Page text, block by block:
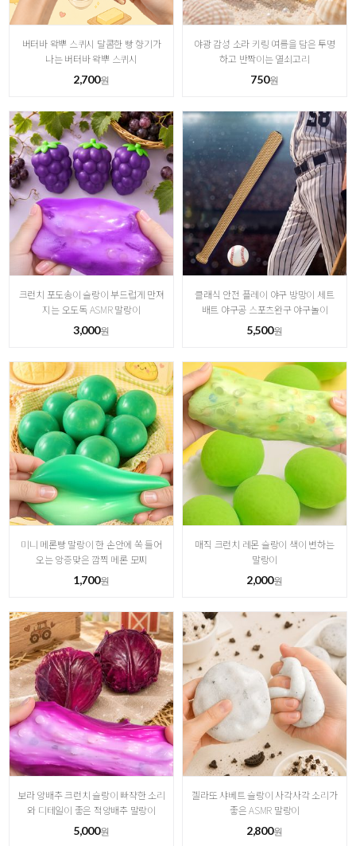
버터바 왁뿌 스퀴시 달콤한 빵 향기가
나는 버터바 왁뿌 스퀴시
2,700원
야광 감성 소라 키링 여름을 담은 투명
하고 반짝이는 열쇠고리
750원
크런치 포도송이 슬랑이 부드럽게 만져
지는 오도독 ASMR 말랑이
3,000원
클래식 안전 플레이 야구 방망이 세트
배트 야구공 스포츠완구 야구놀이
5,500원
미니 메론빵 말랑이 한 손안에 쏙 들어
오는 앙증맞은 깜찍 메론 모찌
1,700원
매직 크런치 레몬 슬랑이 색이 변하는
말랑이
2,000원
보라 양배추 크런치 슬랑이 빠쟉한 소리
와 디테일이 좋은 적양배추 말랑이
5,000원
젤라또 샤베트 슬랑이 사각사각 소리가
좋은 ASMR 말랑이
2,800원